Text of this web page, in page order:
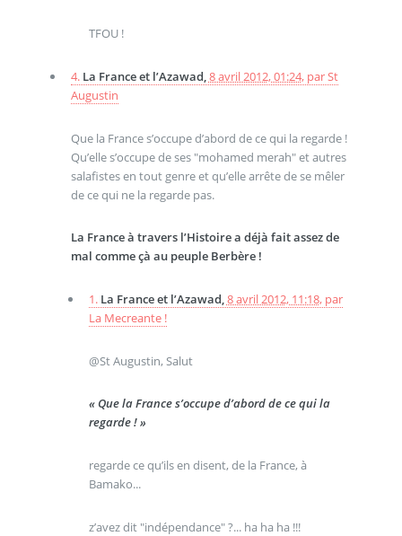
TFOU !
4. La France et l’Azawad,8 avril 2012, 01:24, parSt
Augustin
Que la France s’occupe d’abord de ce qui la regarde !
Qu’elle s’occupe de ses "mohamed merah" et autres
salafistes en tout genre et qu’elle arrête de se mêler
de ce qui ne la regarde pas.
La France à travers l’Histoire a déjà fait assez de
mal comme çà au peuple Berbère !
1. La France et l’Azawad,8 avril 2012, 11:18, par
La Mecreante !
@St Augustin, Salut
« Que la France s’occupe d’abord de ce qui la
regarde ! »
regarde ce qu’ils en disent, de la France, à
Bamako...
z’avez dit "indépendance" ?... ha ha ha !!!